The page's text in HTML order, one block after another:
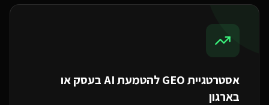
אסטרטגיית GEO ל
הטמעת AI בעסק או
בארגון